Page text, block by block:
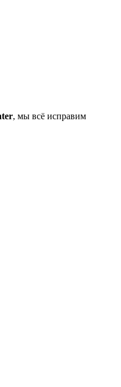
, мы всё исправим